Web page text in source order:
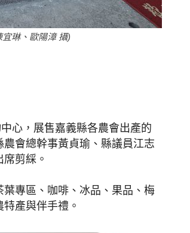
聞
網
琳、歐陽漳 攝)
心，展售嘉義縣各農會出產的
會總幹事黃貞瑜、縣議員江志
剪綵。
專區、咖啡、冰品、果品、梅
產與伴手禮。